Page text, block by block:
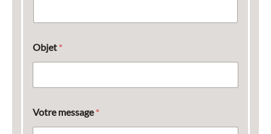
Objet *
Votre message*